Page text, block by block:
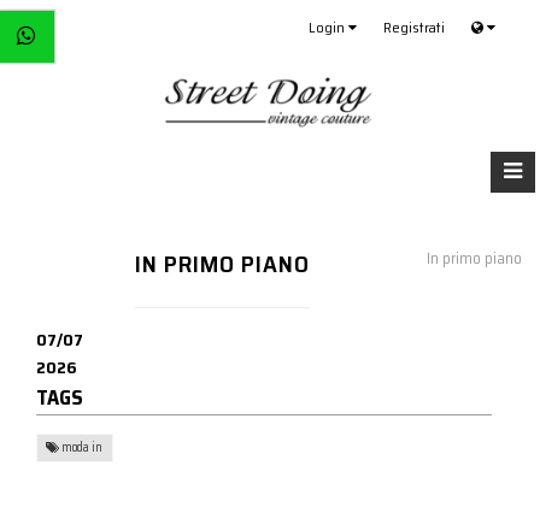
Login Registrati
In primo piano
IN PRIMO PIANO
07/07
2026
TAGS
moda in